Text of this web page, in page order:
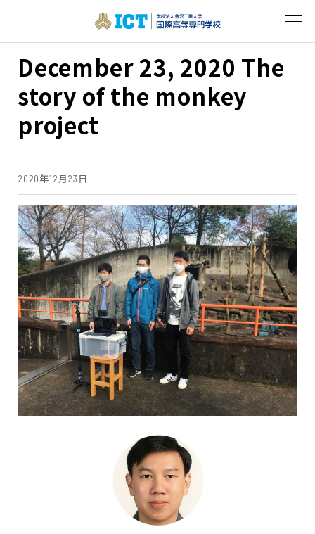
December 23, 2020 The
story of the monkey
project
2020年12月23日